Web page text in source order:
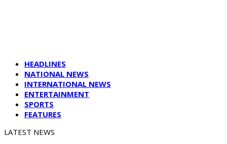
HEADLINES
NATIONAL NEWS
INTERNATIONAL NEWS
ENTERTAINMENT
SPORTS
FEATURES
LATEST NEWS